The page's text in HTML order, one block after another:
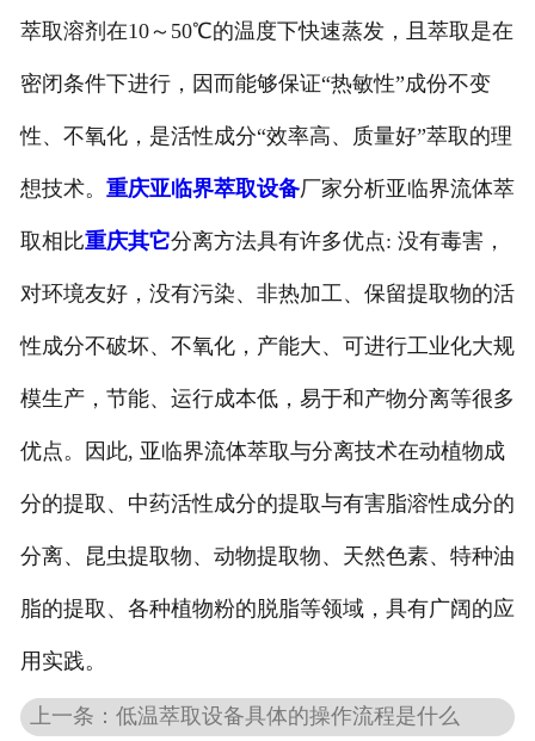
萃取溶剂在10～50℃的温度下快速蒸发，且萃取是在
密闭条件下进行，因而能够保证“热敏性”成份不变
性、不氧化，是活性成分“效率高、质量好”萃取的理
想技术。 重庆亚临界萃取设备厂家分析亚临界流体萃
取相比重庆其它分离方法具有许多优点: 没有毒害，
对环境友好，没有污染、非热加工、保留提取物的活
性成分不破坏、不氧化，产能大、可进行工业化大规
模生产，节能、运行成本低，易于和产物分离等很多
优点。因此, 亚临界流体萃取与分离技术在动植物成
分的提取、中药活性成分的提取与有害脂溶性成分的
分离、昆虫提取物、动物提取物、天然色素、特种油
脂的提取、各种植物粉的脱脂等领域，具有广阔的应
用实践。
上一条：低温萃取设备具体的操作流程是什么